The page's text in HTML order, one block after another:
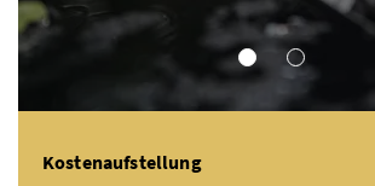
Kostenaufstellung
TEILKASKO